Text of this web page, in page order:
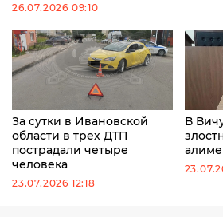
26.07.2026 09:10
За сутки в Ивановской
области в трех ДТП
пострадали четыре
человека
23.07.2026 12:18
В